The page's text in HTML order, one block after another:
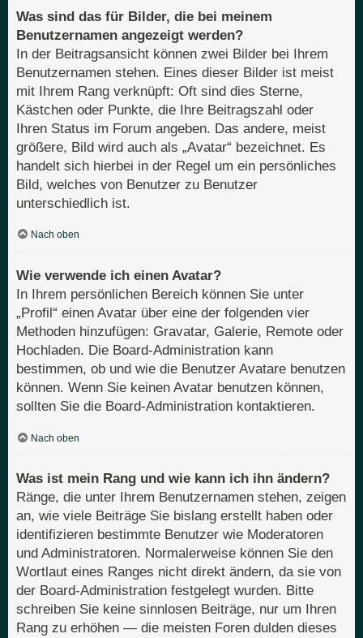
Was sind das für Bilder, die bei meinem
Benutzernamen angezeigt werden?
In der Beitragsansicht können zwei Bilder bei Ihrem
Benutzernamen stehen. Eines dieser Bilder ist meist
mit Ihrem Rang verknüpft: Oft sind dies Sterne,
Kästchen oder Punkte, die Ihre Beitragszahl oder
Ihren Status im Forum angeben. Das andere, meist
größere, Bild wird auch als „Avatar“ bezeichnet. Es
handelt sich hierbei in der Regel um ein persönliches
Bild, welches von Benutzer zu Benutzer
unterschiedlich ist.
Nach oben
Wie verwende ich einen Avatar?
In Ihrem persönlichen Bereich können Sie unter
„Profil“ einen Avatar über eine der folgenden vier
Methoden hinzufügen: Gravatar, Galerie, Remote oder
Hochladen. Die Board-Administration kann
bestimmen, ob und wie die Benutzer Avatare benutzen
können. Wenn Sie keinen Avatar benutzen können,
sollten Sie die Board-Administration kontaktieren.
Nach oben
Was ist mein Rang und wie kann ich ihn ändern?
Ränge, die unter Ihrem Benutzernamen stehen, zeigen
an, wie viele Beiträge Sie bislang erstellt haben oder
identifizieren bestimmte Benutzer wie Moderatoren
und Administratoren. Normalerweise können Sie den
Wortlaut eines Ranges nicht direkt ändern, da sie von
der Board-Administration festgelegt wurden. Bitte
schreiben Sie keine sinnlosen Beiträge, nur um Ihren
Rang zu erhöhen — die meisten Foren dulden dieses